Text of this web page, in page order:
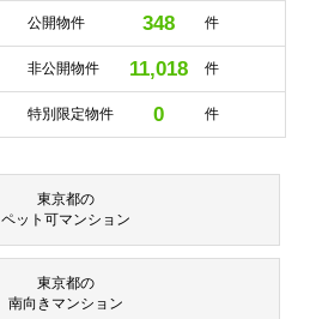
公開物件 348 件
非公開物件 11,018 件
特別限定物件 0 件
東京都の
ペット可マンション
東京都の
南向き マンション